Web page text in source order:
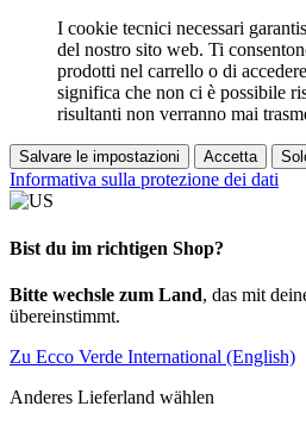
I cookie tecnici necessari
del nostro sito web. Ti
prodotti nel carrello o di
significa che non ci è possibile
risultanti non verranno mai
Salvare le impostazioni Accetta
Informativa sulla protezione dei dati
Bist du im richtigen Shop?
Bitte wechsle zum Land, das mit
übereinstimmt.
Zu Ecco Verde International (English)
Anderes Lieferland wählen